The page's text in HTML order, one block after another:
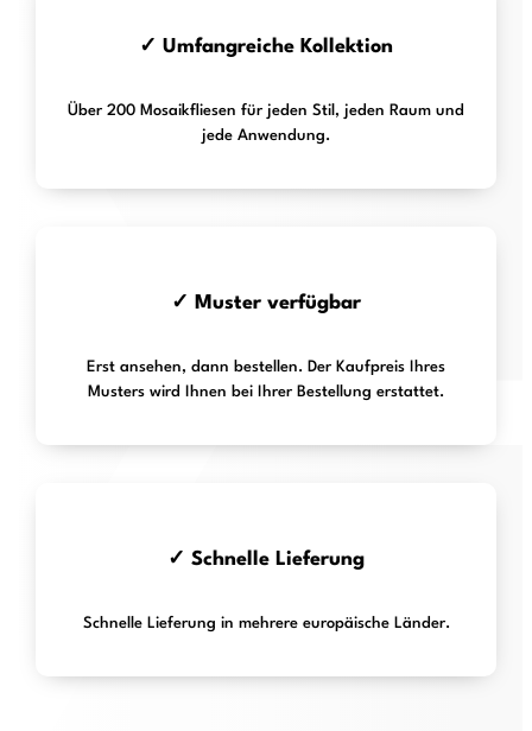
✓ Umfangreiche Kollektion
Über 200 Mosaikfliesen für jeden Stil, jeden Raum und
jede Anwendung.
✓ Muster verfügbar
Erst ansehen, dann bestellen. Der Kaufpreis Ihres
Musters wird Ihnen bei Ihrer Bestellung erstattet.
✓ Schnelle Lieferung
Schnelle Lieferung in mehrere europäische Länder.